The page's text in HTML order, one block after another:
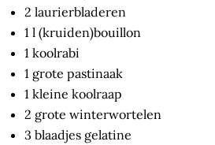
2 laurierbladeren
1 l (kruiden)bouillon
1 koolrabi
1 grote pastinaak
1 kleine koolraap
2 grote winterwortelen
3 blaadjes gelatine